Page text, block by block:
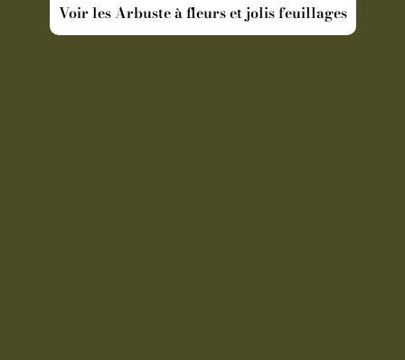
Voir les Arbuste à fleurs et jolis feuillages